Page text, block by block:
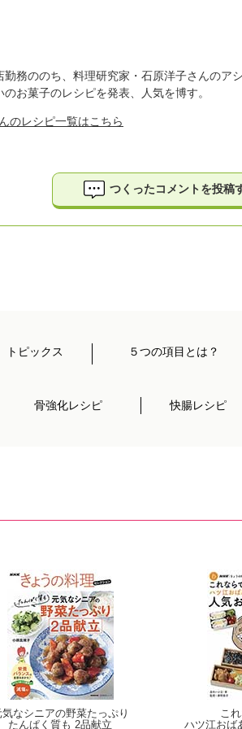
務ののち、料理研究家・石原洋子さんのア
お菓子のレシピを発表、人気を博す。
のレシピ一覧はこちら
つくったコメントを投稿
トピックス ５つの項目とは？
骨強化レシピ 快腸レシピ
気なシニアの野菜たっぷり
たんぱく質も 2品献立
こ
ハツ江おば